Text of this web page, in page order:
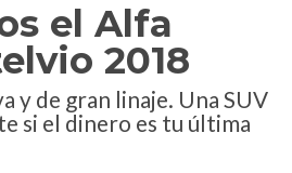
el Alfa
2018
y de gran linaje. Una SUV
si el dinero es tu última